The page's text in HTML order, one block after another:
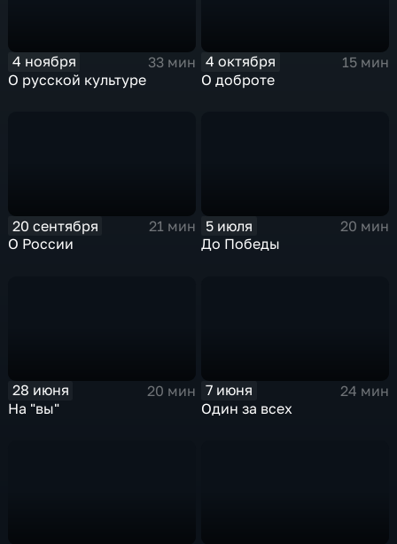
4 ноября
33 мин
О русской культуре
4 октября
15 мин
О доброте
20 сентября
21 мин
О России
5 июля
20 мин
До Победы
28 июня
20 мин
На "вы"
7 июня
24 мин
Один за всех